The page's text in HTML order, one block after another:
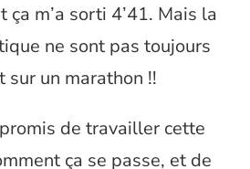
ça m’a sorti 4’41. Mais la
ne sont pas toujours
sur un marathon !!
de travailler cette
ça se passe, et de